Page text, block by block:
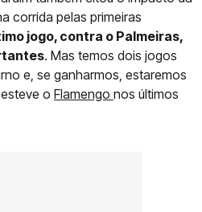
corrida pelas primeiras
jogo, contra o Palmeiras,
. Mas temos dois jogos
e, se ganharmos, estaremos
o Flamengo nos últimos